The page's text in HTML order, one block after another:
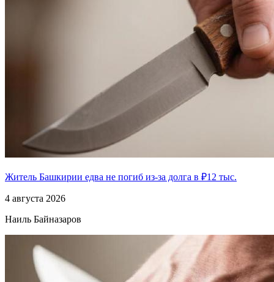
Житель Башкирии едва не погиб из-за долга в ₽12 тыс.
4 августа 2026
Наиль Байназаров